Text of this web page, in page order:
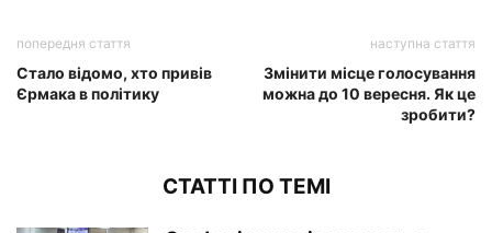
попередня стаття
Стало відомо, хто привів
Єрмака в політику
наступна стаття
Змінити місце голосування
можна до 10 вересня. Як це
зробити?
СТАТТІ ПО ТЕМІ